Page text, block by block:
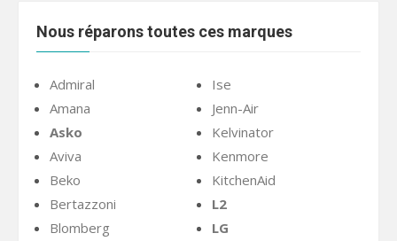
Nous réparons toutes ces marques
Admiral
Amana
Asko
Aviva
Beko
Bertazzoni
Blomberg
Ise
Jenn-Air
Kelvinator
Kenmore
KitchenAid
L2
LG